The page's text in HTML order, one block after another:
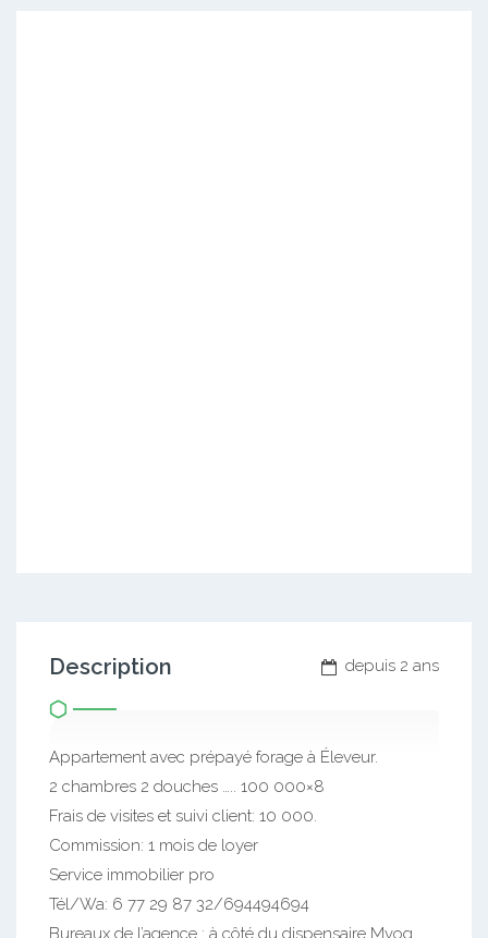
depuis 2 ans
Description
Appartement avec prépayé forage à Éleveur.
2 chambres 2 douches ….. 100 000×8
Frais de visites et suivi client: 10 000.
Commission: 1 mois de loyer
Service immobilier pro
Tél/Wa: 6 77 29 87 32/694494694
Bureaux de l’agence : à côté du dispensaire Mvog